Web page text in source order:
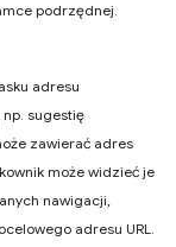
podrzędnej.
adresu
np. sugestię
zawierać adres
może widzieć je
nawigacji,
adresu URL.